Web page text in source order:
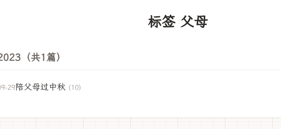
标签 父母
（共1篇）
29陪父母过中秋 (10)